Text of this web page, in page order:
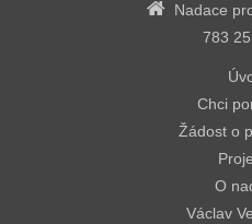
Nadace
783
Chci
Žádost o
O
Václav